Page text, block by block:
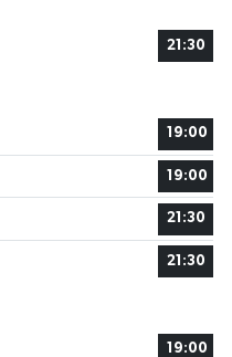
21:30
19:00
19:00
21:30
21:30
19:00